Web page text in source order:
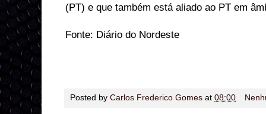
(PT) e que também está aliado ao PT em
Fonte: Diário do Nordeste
Posted by Carlos Frederico Gomes at 08:00